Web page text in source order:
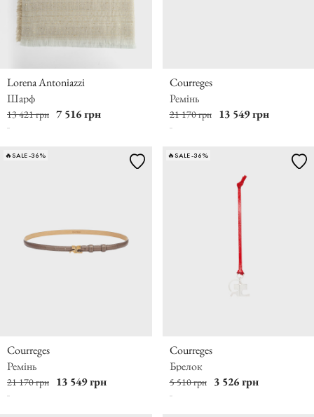
Lorena Antoniazzi
Шарф
13 421 грн 7 516 грн
Courreges
Ремінь
21 170 грн 13 549 грн
🔥SALE -36%
Courreges
Ремінь
21 170 грн 13 549 грн
🔥SALE -36%
Courreges
Брелок
5 510 грн 3 526 грн